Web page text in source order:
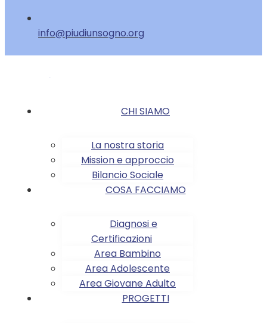
info@piudiunsogno.org
CHI SIAMO
La nostra storia
Mission e approccio
Bilancio Sociale
COSA FACCIAMO
Diagnosi e
Certificazioni
Area Bambino
Area Adolescente
Area Giovane Adulto
PROGETTI